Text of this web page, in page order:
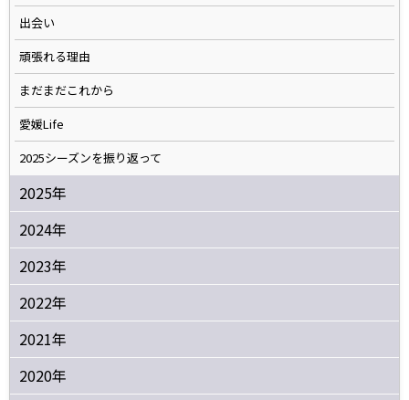
出会い
頑張れる理由
まだまだこれから
愛媛Life
2025シーズンを振り返って
2025年
2024年
2023年
2022年
2021年
2020年